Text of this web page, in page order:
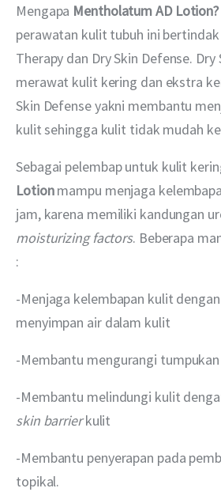
Mengapa Mentholatum AD Lotion?
perawatan kulit tubuh ini bertindak
Therapy dan Dry Skin Defense. Dry
merawat kulit kering dan ekstra
Skin Defense yakni membantu
kulit sehingga kulit tidak mudah
Sebagai pelembap untuk kulit
Lotion mampu menjaga
jam, karena memiliki kandungan
moisturizing factors. Beberapa
:
-Menjaga kelembapan kulit
menyimpan air dalam kulit
-Membantu mengurangi
-Membantu melindungi kulit
skin barrier kulit
-Membantu penyerapan pada
topikal.